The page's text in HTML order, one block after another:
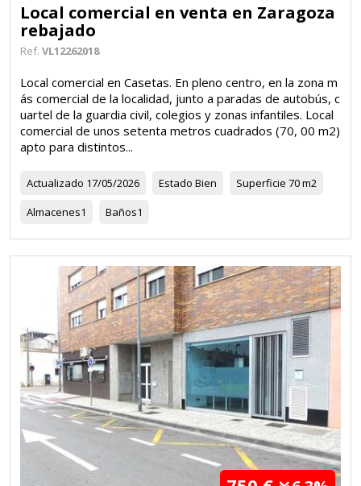
Local comercial en venta en Zaragoza
rebajado
Ref. VL12262018
Local comercial en Casetas. En pleno centro, en la zona m
ás comercial de la localidad, junto a paradas de autobús, c
uartel de la guardia civil, colegios y zonas infantiles. Local
comercial de unos setenta metros cuadrados (70, 00 m2)
apto para distintos...
Actualizado 17/05/2026 Estado Bien Superficie 70 m2
Almacenes1 Baños1